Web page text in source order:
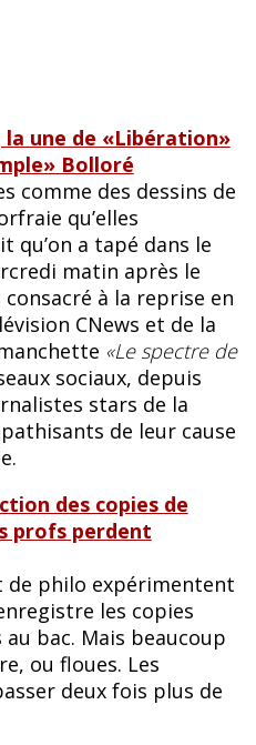
une de «Libération»
Bolloré
comme des dessins de
qu’elles
qu’on a tapé dans le
matin après le
à la reprise en
CNews et de la
«Le spectre de
sociaux, depuis
stars de la
de leur cause
des copies de
profs perdent
de philo expérimentent
les copies
bac. Mais beaucoup
ou floues. Les
deux fois plus de